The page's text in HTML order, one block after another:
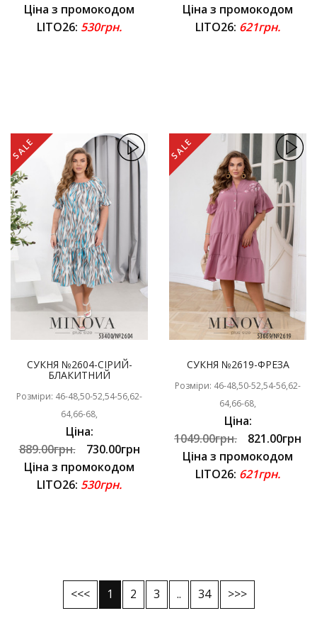
Ціна з промокодом
LITO26: 530грн.
Ціна з промокодом
LITO26: 621грн.
SALE
СУКНЯ №2604-СІРИЙ-
БЛАКИТНИЙ
Розміри: 46-48,50-52,54-56,62-
64,66-68,
Ціна:
889.00грн.
730.00грн
Ціна з промокодом
LITO26: 530грн.
SALE
СУКНЯ №2619-ФРЕЗА
Розміри: 46-48,50-52,54-56,62-
64,66-68,
Ціна:
1049.00грн.
821.00грн
Ціна з промокодом
LITO26: 621грн.
<<< 1 2 3 .. 34 >>>